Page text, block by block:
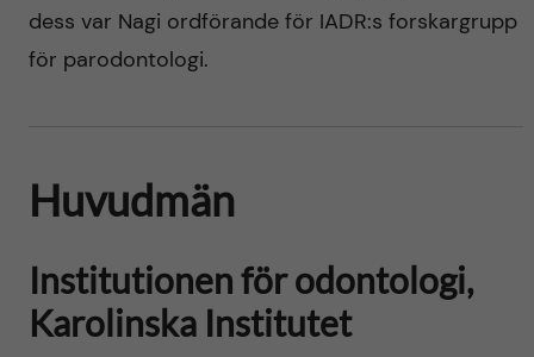
dess var Nagi ordförande för IADR:s forskargrupp
för parodontologi.
Huvudmän
Institutionen för odontologi,
Karolinska Institutet